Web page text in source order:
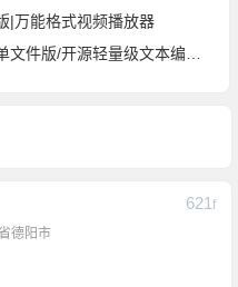
|万能格式视频播放器
件版/开源轻量级文本编辑器
德阳市
621F